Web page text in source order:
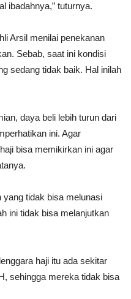
ibadahnya,” tuturnya.
Arsil menilai penekanan
Sebab, saat ini kondisi
sedang tidak baik. Hal inilah
daya beli lebih turun dari
ini. Agar
bisa memikirkan ini agar
yang tidak bisa melunasi
ini tidak bisa melanjutkan
haji itu ada sekitar
sehingga mereka tidak bisa